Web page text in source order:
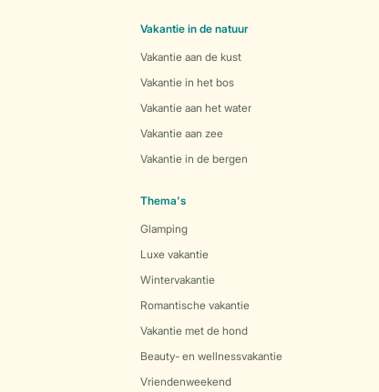
Vakantie in de natuur
Vakantie aan de kust
Vakantie in het bos
Vakantie aan het water
Vakantie aan zee
Vakantie in de bergen
Thema's
Glamping
Luxe vakantie
Wintervakantie
Romantische vakantie
Vakantie met de hond
Beauty- en wellnessvakantie
Vriendenweekend